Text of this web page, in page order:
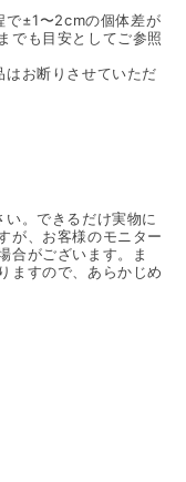
で±1〜2cmの個体差が
でも目安としてご参照
お断りさせていただ
。できるだけ実物に
が、お客様のモニター
合がございます。ま
ますので、あらかじめ